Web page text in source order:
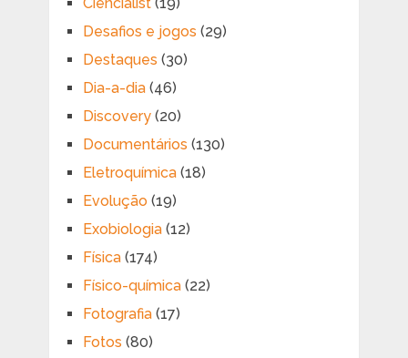
Desafios e jogos (29)
Destaques (30)
Dia-a-dia(46)
Discovery(20)
Documentários (130)
Eletroquímica(18)
Evolução (19)
Exobiologia(12)
Física(174)
Físico-química(22)
Fotografia(17)
Fotos (80)